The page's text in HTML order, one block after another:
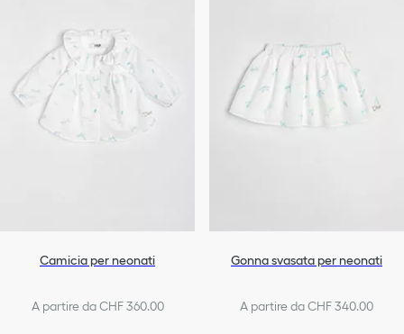
Camicia per neonati
A partire da CHF 360.00
Gonna svasata per neonati
A partire da CHF 340.00